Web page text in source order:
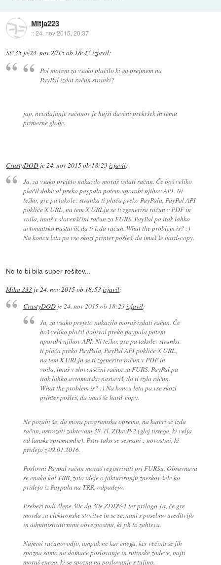
Mitja223
::24. nov 2015, 20:37
St235 je 24. nov 2015 ob 18:42 izjavil:
Pol morem za vsako plačilo ki ga prejmem na
PayPal izdat račun stranki?
jap, neizdajanje računov je hujši davčni prekršek in temu
primerne globe.
CrustyDOD je24. nov 2015 ob 18:23izjavil:
Ja, za vsako prejeto nakazilo moraš izdati račun. Če boš veliko
plačil dobival preko paypala potem uporabi njihov API. Ni
težko, gre pa takole: stranka ti plača preko PayPala, PayPal API
pokliče X URL, na tem X URLju se ti zgenerira račun v PDF in
voila, imaš v slovenščini račun za FURS. PayPal pa itak lahko
avtomatsko nastaviš, da ti izda račun. What the problem is? :)
Na koncu leta pa vse skozi printer pošleš, da imaš še hard-copy.
No to bi bila super rešitev...
Miha 333 je24. nov 2015 ob 18:53izjavil:
CrustyDODje24. nov 2015 ob 18:23izjavil:
Ja, za vsako prejeto nakazilo moraš izdati račun. Če
boš veliko plačil dobival preko paypala potem
uporabi njihov API. Ni težko, gre pa takole: stranka
ti plača preko PayPala, PayPal API pokliče X URL,
na tem X URLju se ti zgenerira račun v PDF in
voila, imaš v slovenščini račun za FURS. PayPal pa
itak lahko avtomatsko nastaviš, da ti izda račun.
What the problem is? :) Na koncu leta pa vse skozi
printer pošleš, da imaš še hard-copy.
Ne pozabi še, da mora programska oprema, na kateri se izda
račun, ustrezati zahtevam 38. čl. ZDavP-2 (glej tistega, ki velja
od lanske spremembe). Prav tako se seznani z novostmi, ki
pridejo z 02.01.2016.
Poslovni Paypal račun moraš registrirati pri FURSu. Obravnava
se enako kot TRR, zato ideje o fakturiranju zneskov šele ko
pridejo iz Paypala na TRR, odpadejo.
Preberi tudi člene 30c do 30e ZDDV-1 ter prilogo 1a, če gre
morda za elektronske storitve in se seznani s posebno ureditvijo
in administrativnimi obveznostmi, ki jih to zahteva.
Najemi računovodjo, ampak ne kar enega, ker večina se jih
spozna samo na domače poslovanje in rutinske zadeve, najti
moraš enega, ki se spozna na poslovanje s tujino.